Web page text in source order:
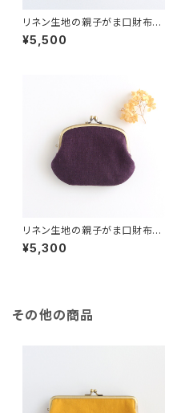
リネン生地の親子がま口財布
グレイッシュグリーン
¥5,500
リネン生地の親子がま口財布
紫
¥5,300
その他の商品